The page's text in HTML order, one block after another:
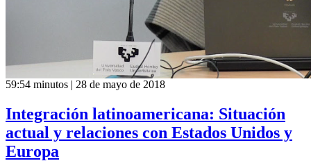
59:54 minutos | 28 de mayo de 2018
Integración latinoamericana: Situación
actual y relaciones con Estados Unidos y
Europa